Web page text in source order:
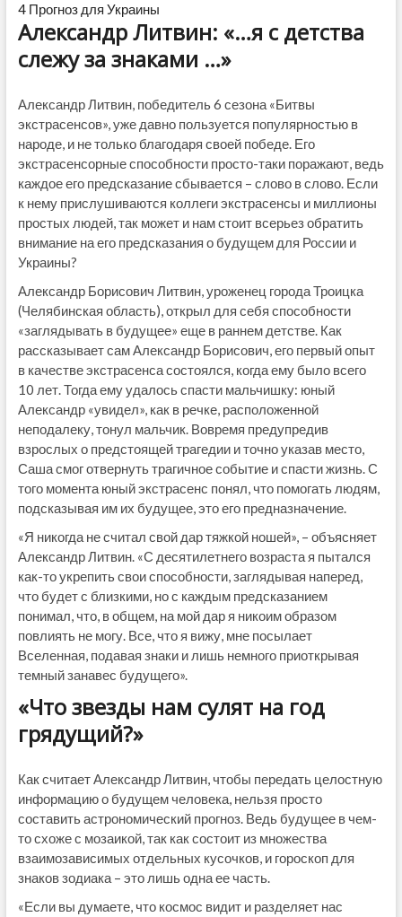
4Прогноз для Украины
Александр Литвин: «…я с детства
слежу за знаками …»
Александр Литвин, победитель 6 сезона «Битвы
экстрасенсов», уже давно пользуется популярностью в
народе, и не только благодаря своей победе. Его
экстрасенсорные способности просто-таки поражают, ведь
каждое его предсказание сбывается – слово в слово. Если
к нему прислушиваются коллеги экстрасенсы и миллионы
простых людей, так может и нам стоит всерьез обратить
внимание на его предсказания о будущем для России и
Украины?
Александр Борисович Литвин, уроженец города Троицка
(Челябинская область), открыл для себя способности
«заглядывать в будущее» еще в раннем детстве. Как
рассказывает сам Александр Борисович, его первый опыт
в качестве экстрасенса состоялся, когда ему было всего
10 лет. Тогда ему удалось спасти мальчишку: юный
Александр «увидел», как в речке, расположенной
неподалеку, тонул мальчик. Вовремя предупредив
взрослых о предстоящей трагедии и точно указав место,
Саша смог отвернуть трагичное событие и спасти жизнь. С
того момента юный экстрасенс понял, что помогать людям,
подсказывая им их будущее, это его предназначение.
«Я никогда не считал свой дар тяжкой ношей», – объясняет
Александр Литвин. «С десятилетнего возраста я пытался
как-то укрепить свои способности, заглядывая наперед,
что будет с близкими, но с каждым предсказанием
понимал, что, в общем, на мой дар я никоим образом
повлиять не могу. Все, что я вижу, мне посылает
Вселенная, подавая знаки и лишь немного приоткрывая
темный занавес будущего».
«Что звезды нам сулят на год
грядущий?»
Как считает Александр Литвин, чтобы передать целостную
информацию о будущем человека, нельзя просто
составить астрономический прогноз. Ведь будущее в чем-
то схоже с мозаикой, так как состоит из множества
взаимозависимых отдельных кусочков, и гороскоп для
знаков зодиака – это лишь одна ее часть.
«Если вы думаете, что космос видит и разделяет нас